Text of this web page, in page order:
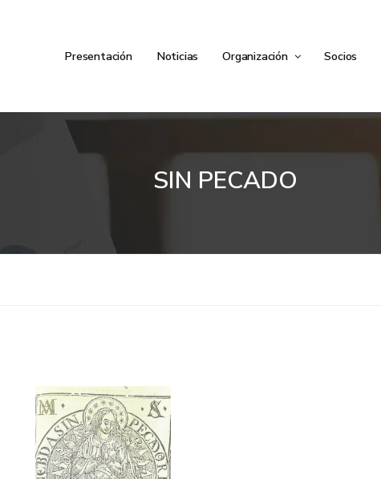
Presentación Noticias Organización Socios
SIN PECADO